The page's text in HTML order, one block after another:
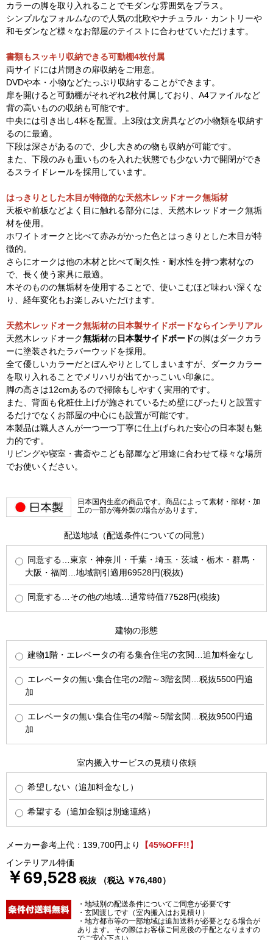
カラーの脚を取り入れることでモダンな雰囲気をプラス。
シンプルなフォルムなので人気の北欧やナチュラル・カントリーや
和モダンなど様々なお部屋のテイストに合わせていただけます。
書類もスッキリ収納できる可動棚4枚付属
両サイドには片開きの扉収納をご用意。
DVDや本・小物などたっぷり収納することができます。
扉を開けると可動棚がそれぞれ2枚付属しており、A4ファイルなど
背の高いものの収納も可能です。
中央には引き出し4杯を配置。上3段は文房具などの小物類を収納す
るのに最適。
下段は深さがあるので、少し大きめの物も収納が可能です。
また、下段のみも重いものを入れた状態でも少ない力で開閉ができ
るスライドレールを採用しています。
はっきりとした木目が特徴的な天然木レッドオーク無垢材
天板や前板などよく目に触れる部分には、天然木レッドオーク無垢
材を使用。
ホワイトオークと比べて赤みがかった色とはっきりとした木目が特
徴的。
さらにオークは他の木材と比べて耐久性・耐水性を持つ素材なの
で、長く使う家具に最適。
木そのものの無垢材を使用することで、使いこむほど味わい深くな
り、経年変化もお楽しみいただけます。
天然木レッドオーク無垢材の日本製サイドボードならインテリアル
天然木レッドオーク無垢材の日本製サイドボードの脚はダークカラ
ーに塗装されたラバーウッドを採用。
全て優しいカラーだとぼんやりとしてしまいますが、ダークカラー
を取り入れることでメリハリが出てかっこいい印象に。
脚の高さは12cmあるので掃除もしやすく実用的です。
また、背面も化粧仕上げが施されているため壁にぴったりと設置す
るだけでなくお部屋の中心にも設置が可能です。
本製品は職人さんが一つ一つ丁寧に仕上げられた安心の日本製も魅
力的です。
リビングや寝室・書斎やこども部屋など用途に合わせて様々な場所
でお使いください。
日本国内生産の商品です。商品によって素材・部材・加
工の一部が海外製の場合があります。
配送地域（配送条件についての同意）
同意する…東京・神奈川・千葉・埼玉・茨城・栃木・群馬・
大阪・福岡…地域割引適用69528円(税抜)
同意する…その他の地域…通常特価77528円(税抜)
建物の形態
建物1階・エレベータの有る集合住宅の玄関…追加料金なし
エレベータの無い集合住宅の2階～3階玄関…税抜5500円追
加
エレベータの無い集合住宅の4階～5階玄関…税抜9500円追
加
室内搬入サービスの見積り依頼
希望しない（追加料金なし）
希望する（追加金額は別途連絡）
メーカー参考上代：139,700円より
【45%OFF!!】
インテリアル特価
￥69,528 税抜 （税込 ￥76,480）
・地域別の配送条件についてご同意が必要です
・玄関渡しです（室内搬入はお見積り）
・地方都市等の一部地域は追加送料が必要となる場合が
あります。その際はお客様ご同意後の手配となりますの